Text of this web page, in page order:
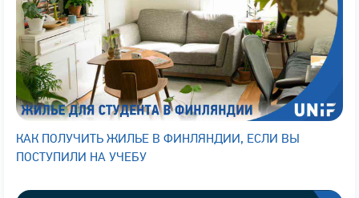
КАК ПОЛУЧИТЬ ЖИЛЬЕ В ФИНЛЯНДИИ, ЕСЛИ ВЫ
ПОСТУПИЛИ НА УЧЕБУ